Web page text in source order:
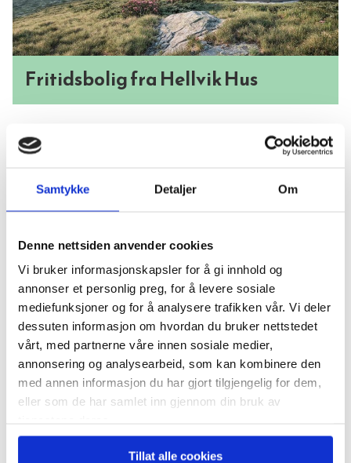
Samtykke Detaljer Om
Denne nettsiden anvender cookies
Vi bruker informasjonskapsler for å gi innhold og
annonser et personlig preg, for å levere sosiale
mediefunksjoner og for å analysere trafikken vår. Vi deler
dessuten informasjon om hvordan du bruker nettstedet
vårt, med partnerne våre innen sosiale medier,
annonsering og analysearbeid, som kan kombinere den
med annen informasjon du har gjort tilgjengelig for dem,
eller som de har samlet inn gjennom din bruk av
Tillat alle cookies
Fritidsbolig fra Hellvik Hus
Våre forhandlere
Vi i Hellvik Hus har forhandlere over
store deler av landet, fra Bodø i nord til